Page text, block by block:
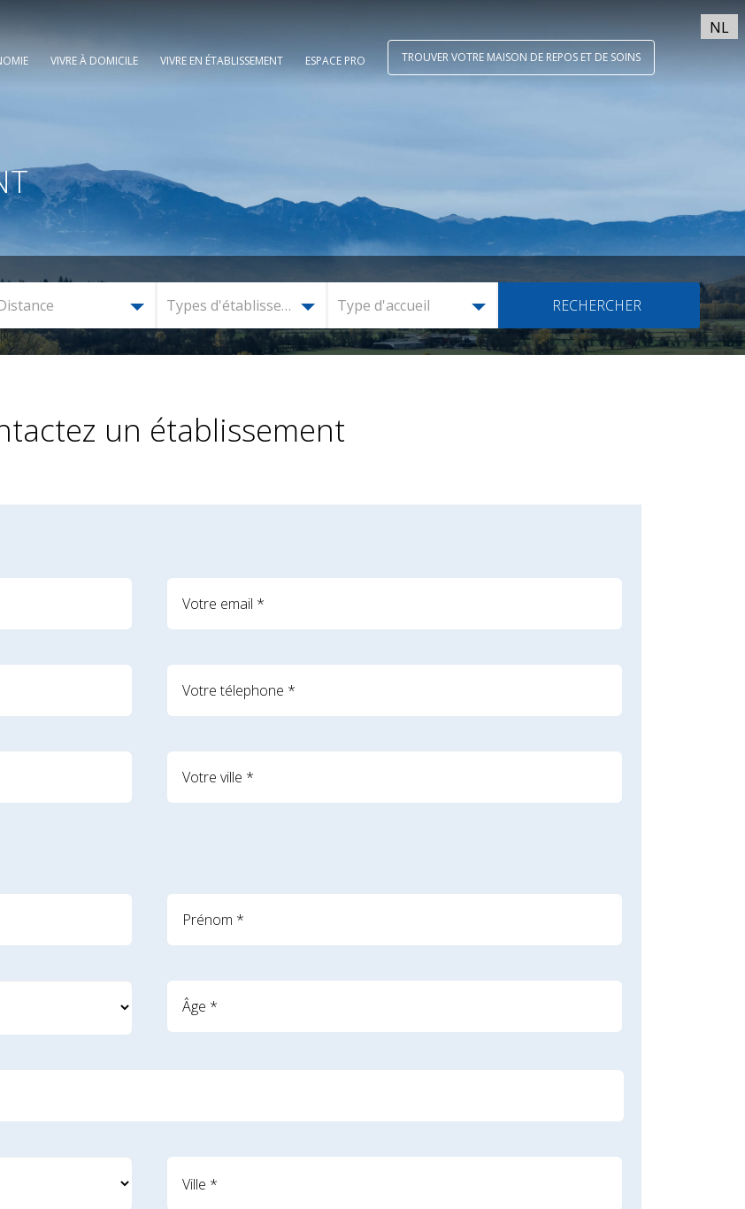
NL
VIVRE À DOMICILE VIVRE EN ÉTABLISSEMENT ESPACE PRO TROUVER VOTRE MAISON DE REPOS ET DE SOINS
Types d'établissement Type d'accueil RECHERCHER
un établissement